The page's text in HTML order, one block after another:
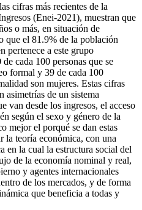
cifras más recientes de la
(Enei-2021), muestran que
o más, en situación de
que el 81.9% de la población
pertenece a este grupo
cada 100 personas que se
formal y 39 de cada 100
son mujeres. Estas cifras
asimetrías de un sistema
van desde los ingresos, el acceso
según el sexo y género de la
mejor el porqué se dan estas
la teoría económica, con una
en la cual la estructura social del
de la economía nominal y real,
y agentes internacionales
de los mercados, y de forma
que beneficia a todas y